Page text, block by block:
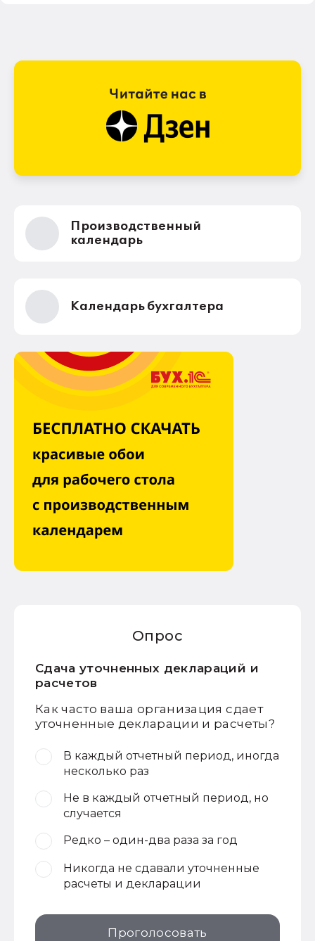
Производственный
календарь
Календарь бухгалтера
Опрос
Сдача уточненных деклараций и
расчетов
Как часто ваша организация сдает
уточненные декларации и расчеты?
В каждый отчетный период, иногда
несколько раз
Не в каждый отчетный период, но
случается
Редко – один-два раза за год
Никогда не сдавали уточненные
расчеты и декларации
Проголосовать